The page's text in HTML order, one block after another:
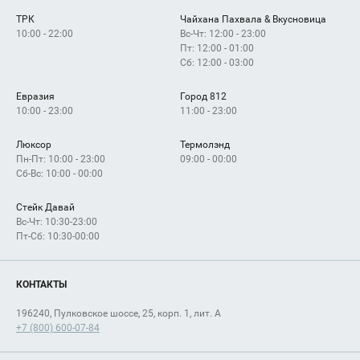
Как добраться
ТРК
10:00 - 22:00
Чайхана Пахвала & Вкусновица
Вс-Чт: 12:00 - 23:00
Пт: 12:00 - 01:00
Сб: 12:00 - 03:00
Евразия
10:00 - 23:00
Город 812
11:00 - 23:00
Люксор
Пн-Пт: 10:00 - 23:00
Сб-Вс: 10:00 - 00:00
Термолэнд
09:00 - 00:00
Стейк Давай
Вс-Чт: 10:30-23:00
Пт-Сб: 10:30-00:00
КОНТАКТЫ
196240, Пулковское шоссе, 25, корп. 1, лит. А
+7 (800) 600-07-84